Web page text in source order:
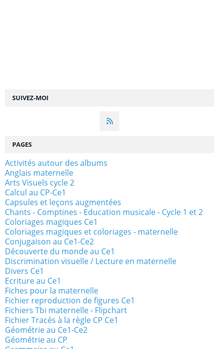
SUIVEZ-MOI
PAGES
Activités autour des albums
Anglais maternelle
Arts Visuels cycle 2
Calcul au CP-Ce1
Capsules et leçons augmentées
Chants - Comptines - Education musicale - Cycle 1 et 2
Coloriages magiques Ce1
Coloriages magiques et coloriages - maternelle
Conjugaison au Ce1-Ce2
Découverte du monde au Ce1
Discrimination visuelle / Lecture en maternelle
Divers Ce1
Ecriture au Ce1
Fiches pour la maternelle
Fichier reproduction de figures Ce1
Fichiers Tbi maternelle - Flipchart
Fichier Tracés à la règle CP Ce1
Géométrie au Ce1-Ce2
Géométrie au CP